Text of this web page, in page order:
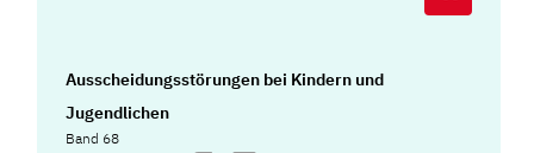
Ausscheidungsstörungen bei Kindern und
Jugendlichen
Band 68